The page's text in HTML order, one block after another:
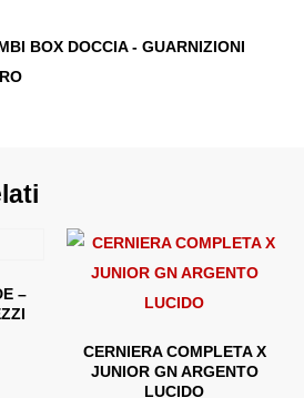
BOX DOCCIA - GUARNIZIONI
–
CERNIERA COMPLETA X
JUNIOR GN ARGENTO
LUCIDO